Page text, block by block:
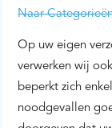
Naar
Op uw eigen
verwerken wij
beperkt zich
noodgevallen